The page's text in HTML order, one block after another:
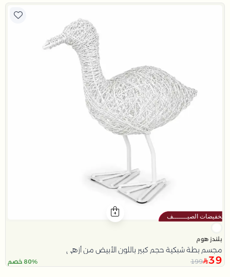
بلندز هوم
مجسم بطة شبكية حجم كبير باللون الأبيض من أزهى
39
199 80% خصم